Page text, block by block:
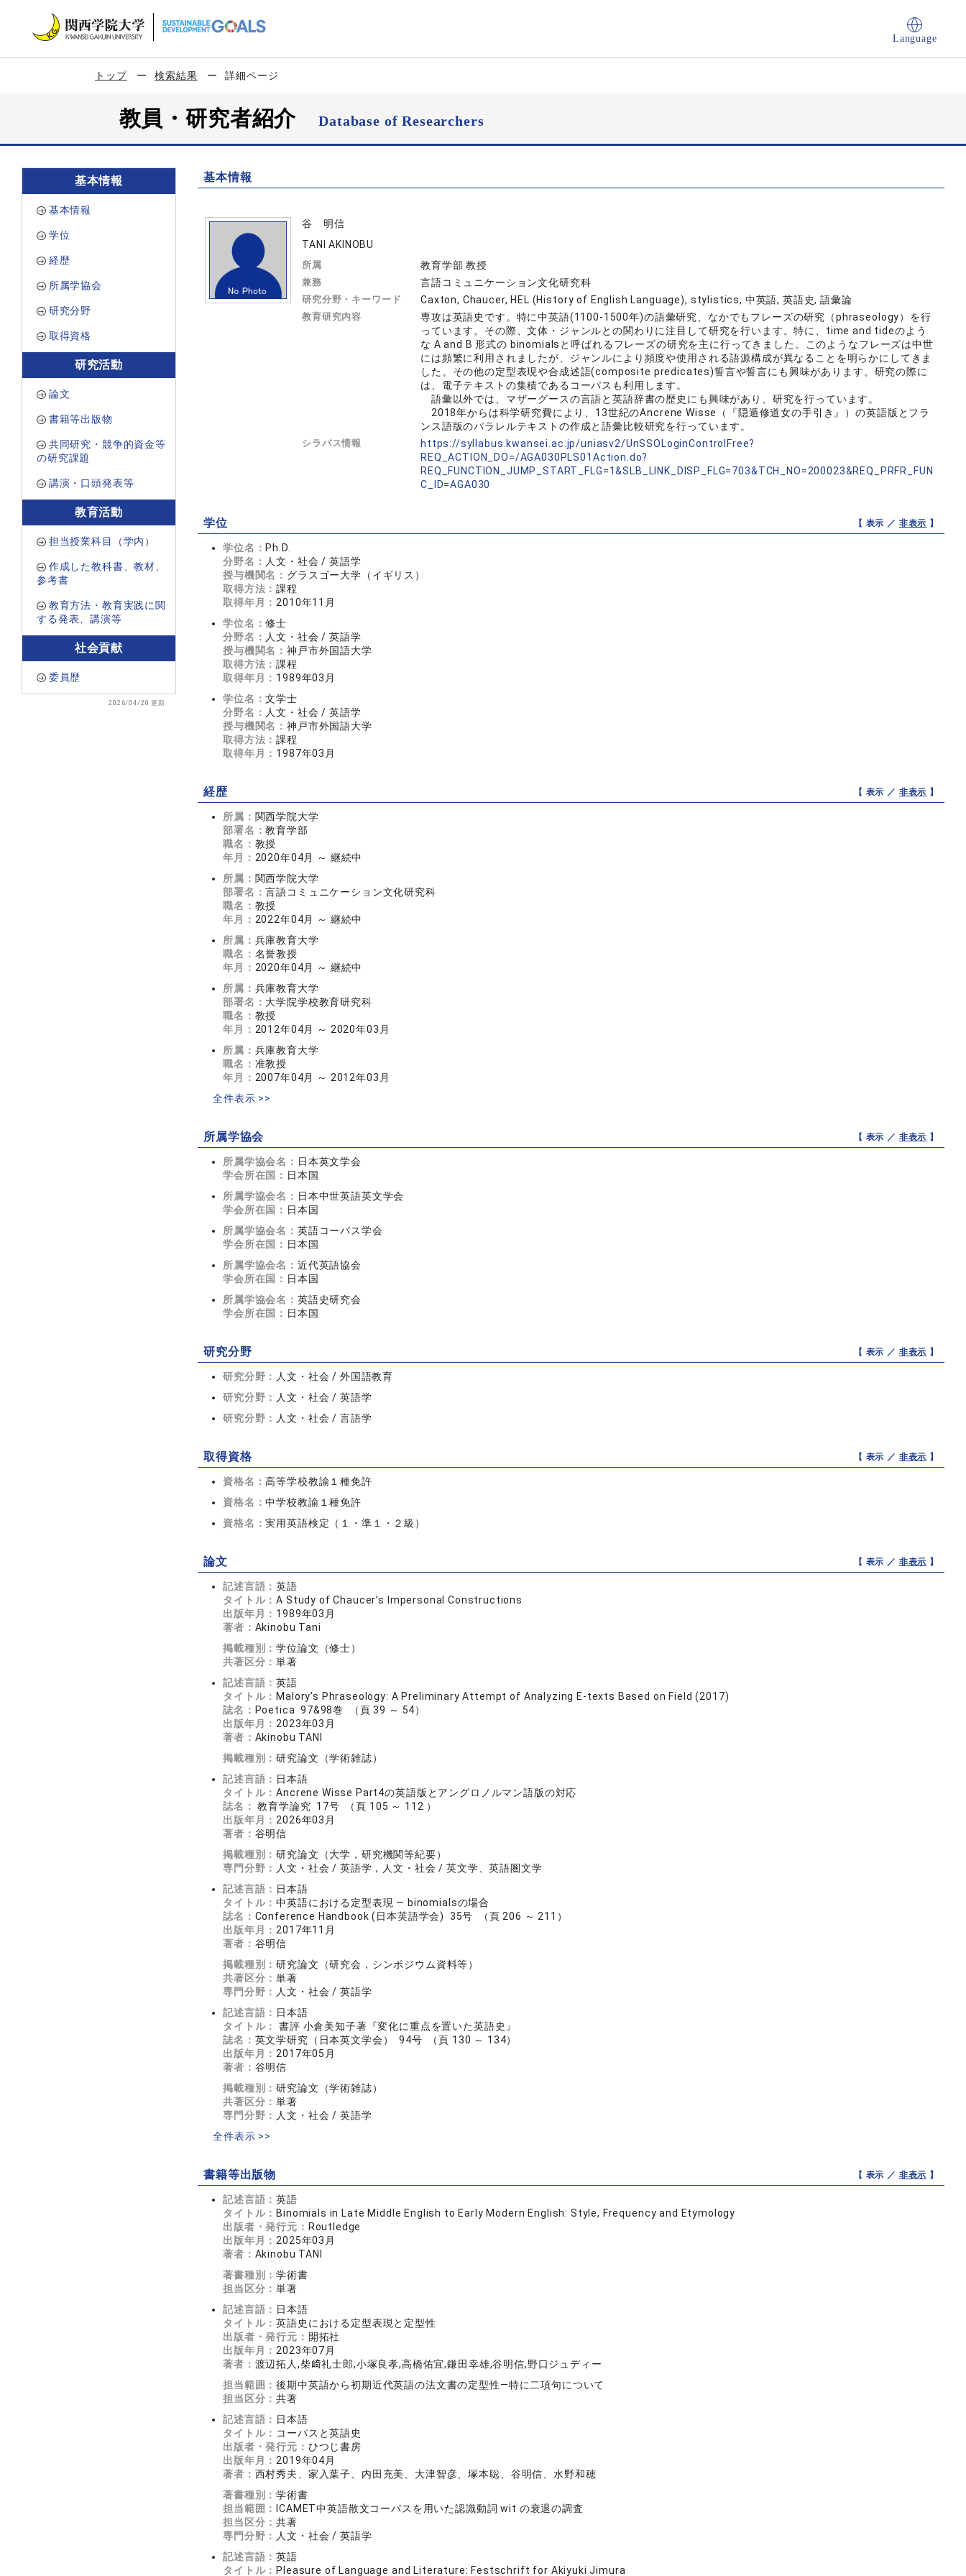
Language
トップ 検索結果 詳細ページ
教員・研究者紹介Database of Researchers
基本情報
基本情報
学位
経歴
所属学協会
研究分野
取得資格
研究活動
論文
書籍等出版物
共同研究・競争的資金等
の研究課題
講演・口頭発表等
教育活動
担当授業科目（学内）
作成した教科書、教材、
参考書
教育方法・教育実践に関
する発表、講演等
社会貢献
委員歴
2026/04/20 更新
基本情報
谷 明信
TANI AKINOBU
所属 教育学部 教授
兼務 言語コミュニケーション文化研究科
研究分野・キーワード Caxton, Chaucer, HEL (History of English Language), stylistics, 中英語, 英語史, 語彙論
教育研究内容
専攻は英語史です。特に中英語(1100-1500年)の語彙研究、なかでもフレーズの研究（phraseology）を行
っています。その際、文体・ジャンルとの関わりに注目して研究を行います。特に、time and tideのよう
な A and B 形式の binomialsと呼ばれるフレーズの研究を主に行ってきました。このようなフレーズは中世
には頻繁に利用されましたが、ジャンルにより頻度や使用される語源構成が異なることを明らかにしてきま
した。その他の定型表現や合成述語(composite predicates)誓言や誓言にも興味があります。研究の際に
は、電子テキストの集積であるコーパスも利用します。
語彙以外では、マザーグースの言語と英語辞書の歴史にも興味があり、研究を行っています。
2018年からは科学研究費により、13世紀のAncrene Wisse（『隠遁修道女の手引き』）の英語版とフラ
ンス語版のパラレルテキストの作成と語彙比較研究を行っています。
シラバス情報
https://syllabus.kwansei.ac.jp/uniasv2/UnSSOLoginControlFree?
REQ_ACTION_DO=/AGA030PLS01Action.do?
REQ_FUNCTION_JUMP_START_FLG=1&SLB_LINK_DISP_FLG=703&TCH_NO=200023&REQ_PRFR_FUN
C_ID=AGA030
学位 【 表示 ／ 非表示 】
学位名： Ph.D.
分野名： 人文・社会 / 英語学
授与機関名： グラスゴー大学（イギリス）
取得方法：課程
取得年月： 2010年11月
学位名：修士
分野名： 人文・社会 / 英語学
授与機関名：神戸市外国語大学
取得方法：課程
取得年月： 1989年03月
学位名：文学士
分野名： 人文・社会 / 英語学
授与機関名：神戸市外国語大学
取得方法：課程
取得年月： 1987年03月
経歴 【 表示 ／ 非表示 】
所属： 関西学院大学
部署名：教育学部
職名： 教授
年月： 2020年04月 ～ 継続中
所属： 関西学院大学
部署名：言語コミュニケーション文化研究科
職名： 教授
年月： 2022年04月 ～ 継続中
所属： 兵庫教育大学
職名： 名誉教授
年月： 2020年04月 ～ 継続中
所属： 兵庫教育大学
部署名： 大学院学校教育研究科
職名： 教授
年月： 2012年04月 ～ 2020年03月
所属： 兵庫教育大学
職名： 准教授
年月： 2007年04月 ～ 2012年03月
全件表示 >>
所属学協会 【 表示 ／ 非表示 】
所属学協会名： 日本英文学会
学会所在国： 日本国
所属学協会名： 日本中世英語英文学会
学会所在国： 日本国
所属学協会名： 英語コーパス学会
学会所在国： 日本国
所属学協会名： 近代英語協会
学会所在国： 日本国
所属学協会名： 英語史研究会
学会所在国： 日本国
研究分野 【 表示 ／ 非表示 】
研究分野： 人文・社会 / 外国語教育
研究分野： 人文・社会 / 英語学
研究分野： 人文・社会 / 言語学
取得資格 【 表示 ／ 非表示 】
資格名：高等学校教諭１種免許
資格名：中学校教諭１種免許
資格名：実用英語検定（１・準１・２級）
論文 【 表示 ／ 非表示 】
記述言語：英語
タイトル：A Study of Chaucer’s Impersonal Constructions
出版年月： 1989年03月
著者： Akinobu Tani
掲載種別：学位論文（修士）
共著区分：単著
記述言語：英語
タイトル： Malory’s Phraseology: A Preliminary Attempt of Analyzing E-texts Based on Field (2017)
誌名： Poetica 97&98巻 （頁 39 ～ 54）
出版年月： 2023年03月
著者： Akinobu TANI
掲載種別：研究論文（学術雑誌）
記述言語： 日本語
タイトル：Ancrene Wisse Part4の英語版とアングロノルマン語版の対応
誌名： 教育学論究 17号 （頁 105 ～ 112 ）
出版年月： 2026年03月
著者： 谷明信
掲載種別：研究論文（大学，研究機関等紀要）
専門分野： 人文・社会 / 英語学，人文・社会 / 英文学、英語圏文学
記述言語： 日本語
タイトル：中英語における定型表現 ― binomialsの場合
誌名： Conference Handbook (日本英語学会) 35号 （頁 206 ～ 211）
出版年月： 2017年11月
著者： 谷明信
掲載種別：研究論文（研究会，シンポジウム資料等）
共著区分：単著
専門分野： 人文・社会 / 英語学
記述言語： 日本語
タイトル：
書評 小倉美知子著『変化に重点を置いた英語史』
誌名： 英文学研究（日本英文学会） 94号 （頁 130 ～ 134）
出版年月： 2017年05月
著者： 谷明信
掲載種別：研究論文（学術雑誌）
共著区分：単著
専門分野： 人文・社会 / 英語学
全件表示 >>
書籍等出版物 【 表示 ／ 非表示 】
記述言語：英語
タイトル： Binomials in Late Middle English to Early Modern English: Style, Frequency and Etymology
出版者・発行元： Routledge
出版年月： 2025年03月
著者： Akinobu TANI
著書種別：学術書
担当区分：単著
記述言語： 日本語
タイトル：英語史における定型表現と定型性
出版者・発行元： 開拓社
出版年月： 2023年07月
著者： 渡辺拓人,柴﨑礼士郎,小塚良孝,高橋佑宜,鎌田幸雄,谷明信,野口ジュディー
担当範囲：後期中英語から初期近代英語の法文書の定型性―特に二項句について
担当区分：共著
記述言語： 日本語
タイトル： コーパスと英語史
出版者・発行元： ひつじ書房
出版年月： 2019年04月
著者： 西村秀夫、家入葉子、内田充美、大津智彦、塚本聡、谷明信、水野和穂
著書種別：学術書
担当範囲：
ICAMET中英語散文コーパスを用いた認識動詞 wit の衰退の調査
担当区分：共著
専門分野： 人文・社会 / 英語学
記述言語：英語
タイトル： Pleasure of Language and Literature: Festschrift for Akiyuki Jimura